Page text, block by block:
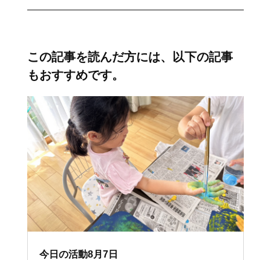
この記事を読んだ方には、以下の記事
もおすすめです。
今日の活動8月7日